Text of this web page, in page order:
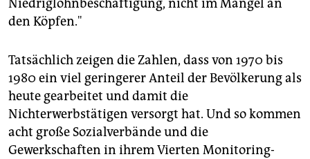
Niedriglohnbeschäftigung, nicht im Mangel an
den Köpfen."
Tatsächlich zeigen die Zahlen, dass von 1970 bis
1980 ein viel geringerer Anteil der Bevölkerung als
heute gearbeitet und damit die
Nichterwerbstätigen versorgt hat. Und so kommen
acht große Sozialverbände und die
Gewerkschaften in ihrem Vierten Monitoring-